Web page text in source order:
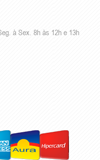
à Sex. 8h às 12h e 13h